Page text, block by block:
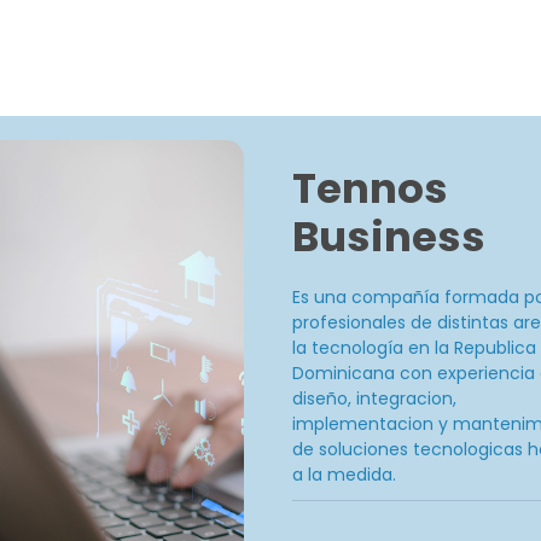
Tennos
Business
Es una compañía formada
profesionales de distintas
la tecnología en la Republica
Dominicana con experiencia
diseño, integracion,
implementacion y
de soluciones tecnologicas
a la medida.